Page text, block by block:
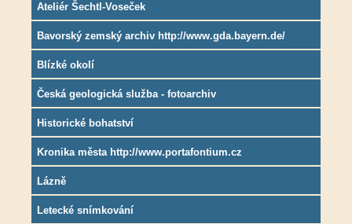
Ateliér Šechtl-Voseček
Bavorský zemský archiv http://www.gda.bayern.de/
Blízké okolí
Česká geologická služba - fotoarchiv
Historické bohatství
Kronika města http://www.portafontium.cz
Lázně
Letecké snímkování